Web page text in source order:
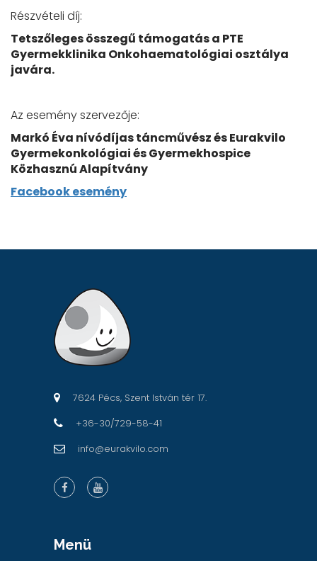
Részvételi díj:
Tetszőleges összegű támogatás a PTE
Gyermekklinika Onkohaematológiai osztálya
javára.
Az esemény szervezője:
Markó Éva nívódíjas táncművész és Eurakvilo
Gyermekonkológiai és Gyermekhospice
Közhasznú Alapítvány
Facebook esemény
7624 Pécs, Szent István tér 17.
+36-30/729-58-41
info@eurakvilo.com
Menü